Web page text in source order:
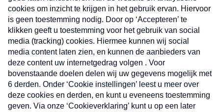
MAX Meeting Point
MAX Maakt Mogelijk
Cookie instellingen
Volg ons
Volg
ons
Volg
ons
Volg
ons
Volg